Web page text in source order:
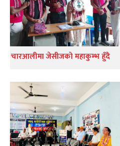
चारआलीमा जेसीजको महाकुम्भ हुँदै